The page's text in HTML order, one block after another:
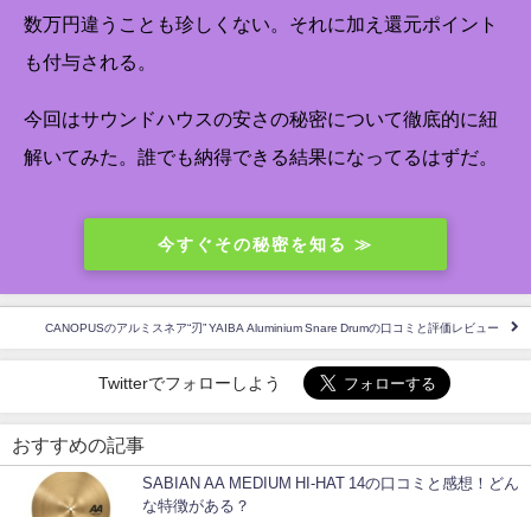
数万円違うことも珍しくない。それに加え還元ポイント
も付与される。
今回はサウンドハウスの安さの秘密について徹底的に紐
解いてみた。誰でも納得できる結果になってるはずだ。
今すぐその秘密を知る ≫
CANOPUSのアルミスネア“刃” YAIBA Aluminium Snare Drumの口コミと評価レビュー
Twitterでフォローしよう
おすすめの記事
SABIAN AA MEDIUM HI-HAT 14の口コミと感想！どん
な特徴がある？